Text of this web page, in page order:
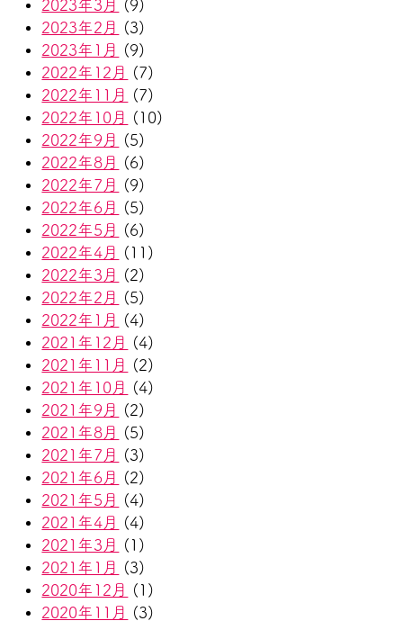
2023年3月
(9)
2023年2月
(3)
2023年1月
(9)
2022年12月
(7)
2022年11月
(7)
2022年10月
(10)
2022年9月
(5)
2022年8月
(6)
2022年7月
(9)
2022年6月
(5)
2022年5月
(6)
2022年4月
(11)
2022年3月
(2)
2022年2月
(5)
2022年1月
(4)
2021年12月
(4)
2021年11月
(2)
2021年10月
(4)
2021年9月
(2)
2021年8月
(5)
2021年7月
(3)
2021年6月
(2)
2021年5月
(4)
2021年4月
(4)
2021年3月
(1)
2021年1月
(3)
2020年12月
(1)
2020年11月
(3)